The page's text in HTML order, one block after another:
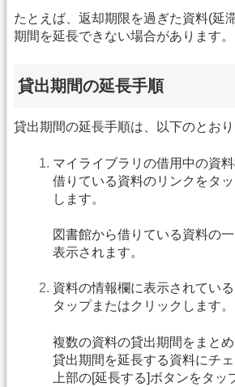
たとえば、返却期限を過ぎた資料(延
期間を延長できない場合があります。
貸出期間の延長手順
貸出期間の延長手順は、以下のとおり
マイライブラリの借用中の資
借りている資料のリンクをタ
します。
図書館から借りている資料の
表示されます。
資料の情報欄に表示されてい
タップまたはクリックします。
複数の資料の貸出期間をまとめ
貸出期間を延長する資料にチ
上部の[延長する]ボタンをタッ